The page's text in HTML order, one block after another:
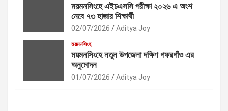
ময়মনসিংহে এইচএসসি পরীক্ষা ২০২৬ এ অংশ
নেবে ৭৩ হাজার শিক্ষার্থী
02/07/2026 Aditya Joy
ময়মনসিংহ
ময়মনসিংহে নতুন উপজেলা দক্ষিণ গফরগাঁও এর
অনুমোদন
01/07/2026 Aditya Joy